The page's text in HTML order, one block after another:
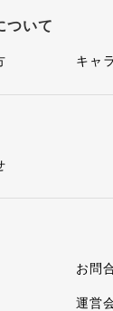
ついて
キャ
お問
運営